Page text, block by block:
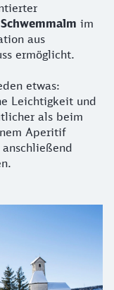
im
aus
ermöglicht.
etwas:
Leichtigkeit und
als beim
Aperitif